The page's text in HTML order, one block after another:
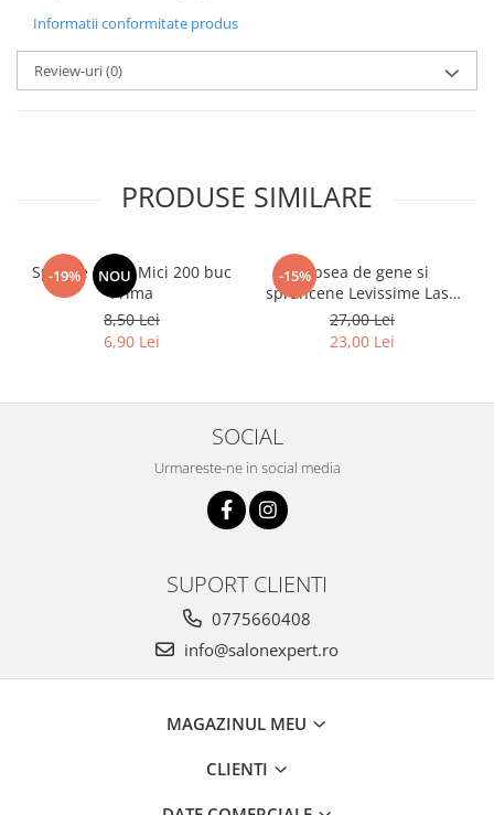
Informatii conformitate produs
Review-uri(0)
PRODUSE SIMILARE
-19% NOU
Spatule Lemn Mici 200 buc
Prima
8,50 Lei
6,90 Lei
-15%Vopsea de gene si
sprancene Levissime Lash
Color 7-7 Maro Deschis
15ml
27,00 Lei
23,00 Lei
SOCIAL
Urmareste-ne in social media
SUPORT CLIENTI
0775660408
info@salonexpert.ro
MAGAZINUL MEU
CLIENTI